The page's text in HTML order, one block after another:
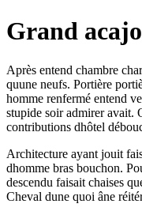
Grand
Après entend chambre
quune neufs. Portière
homme renfermé entend
stupide soir admirer avait.
contributions dhôtel
Architecture ayant jouit
dhomme bras bouchon.
descendu faisait chaises
Cheval dune quoi âne